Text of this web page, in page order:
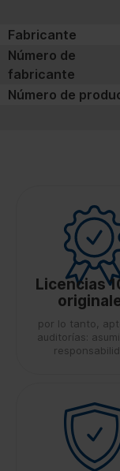
Fabricante
Número de
fabricante
Número de
Licencias
por lo tanto,
auditorías: